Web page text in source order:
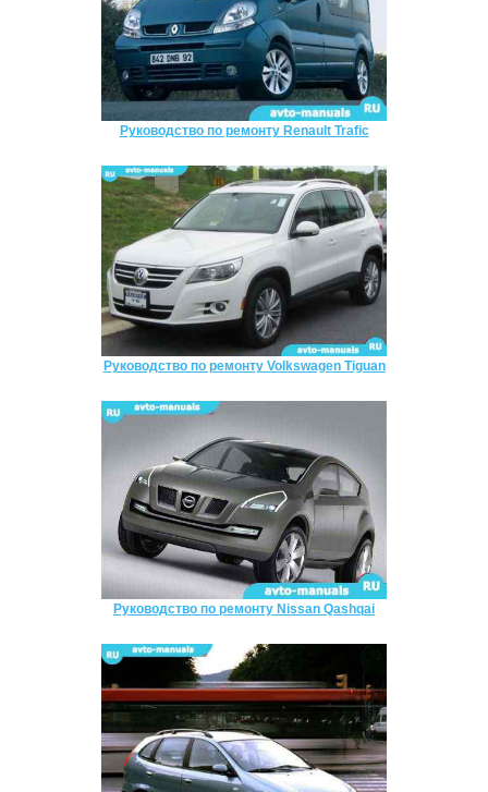
Руководство по ремонту Renault Trafic
Руководство по ремонту Volkswagen Tiguan
Руководство по ремонту Nissan Qashqai